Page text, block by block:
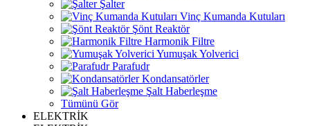
Şalter
Vinç Kumanda Kutuları
Şönt Reaktör
Harmonik Filtre
Yumuşak Yolverici
Parafudr
Kondansatörler
Şalt Haberleşme
Tümünü Gör
ELEKTRİK